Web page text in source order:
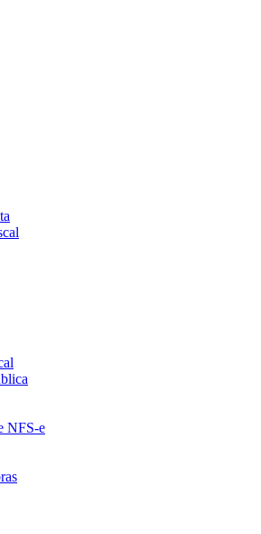
NFS-e